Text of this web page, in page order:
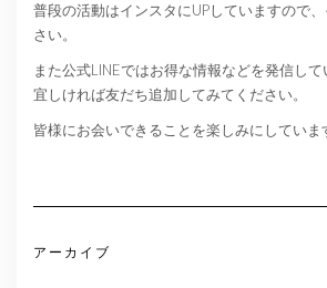
普段の活動はインスタにUPしていますので
さい。
また公式LINEではお得な情報などを発信して
宜しければ友だち追加してみてください。
皆様にお会いできることを楽しみにしていま
アーカイブ